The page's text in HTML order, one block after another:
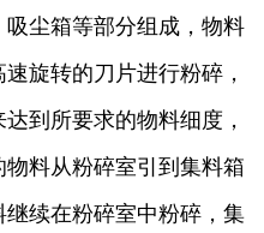
尘箱等部分组成，物料
旋转的刀片进行粉碎，
到所要求的物料细度，
料从粉碎室引到集料箱
续在粉碎室中粉碎，集